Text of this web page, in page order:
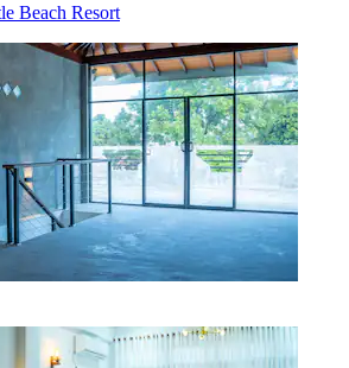
Beach Resort